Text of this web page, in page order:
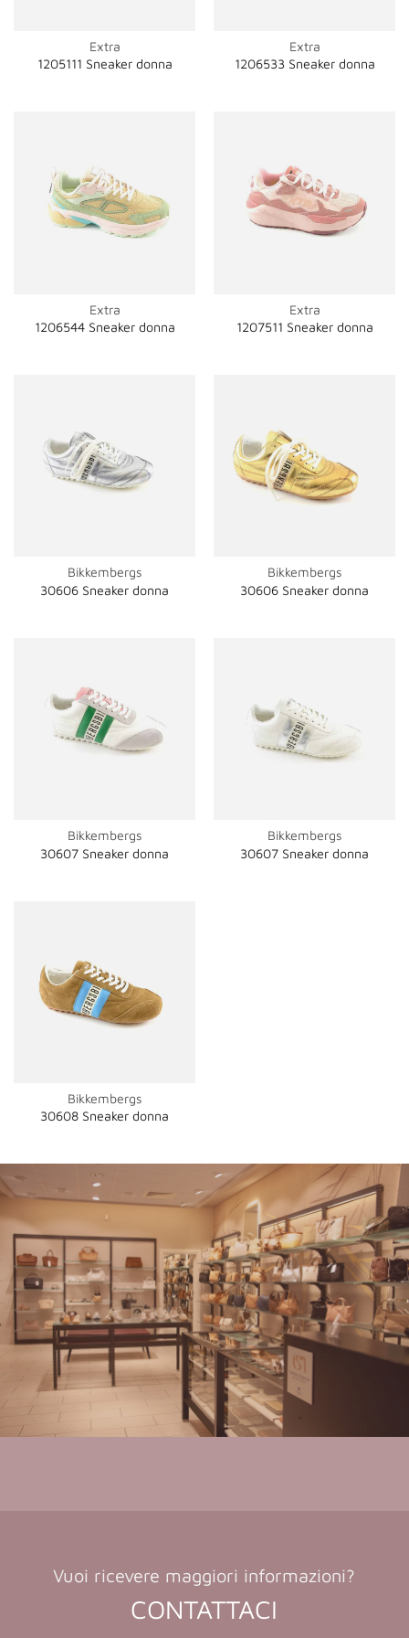
Extra
1205111 Sneaker donna
Extra
1206533 Sneaker donna
Extra
1206544 Sneaker donna
Extra
1207511 Sneaker donna
Bikkembergs
30606 Sneaker donna
Bikkembergs
30606 Sneaker donna
Bikkembergs
30607 Sneaker donna
Bikkembergs
30607 Sneaker donna
Bikkembergs
30608 Sneaker donna
Vuoi ricevere maggiori informazioni?
CONTATTACI